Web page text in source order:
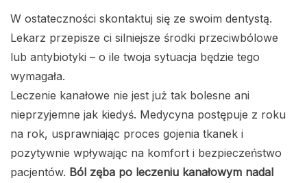
W ostateczności skontaktuj się ze swoim dentystą.
Lekarz przepisze ci silniejsze środki przeciwbólowe
lub antybiotyki – o ile twoja sytuacja będzie tego
wymagała.
Leczenie kanałowe nie jest już tak bolesne ani
nieprzyjemne jak kiedyś. Medycyna postępuje z roku
na rok, usprawniając proces gojenia tkanek i
pozytywnie wpływając na komfort i bezpieczeństwo
pacjentów. Ból zęba po leczeniu kanałowym nadal